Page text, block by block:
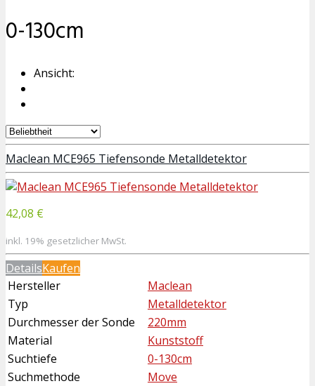
0-130cm
Ansicht:
Maclean MCE965 Tiefensonde Metalldetektor
42,08 €
inkl. 19% gesetzlicher MwSt.
DetailsKaufen
Hersteller
Maclean
Typ
Metalldetektor
Durchmesser der Sonde
220mm
Material
Kunststoff
Suchtiefe
0-130cm
Suchmethode
Move